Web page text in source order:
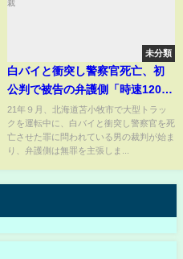
未分類
白バイと衝突し警察官死亡、初
公判で被告の弁護側「時速120キ
ロのバイクの接近を予見回避す
ることは不可能」と無罪主張
札幌地裁
21年９月、北海道苫小牧市で大型トラッ
クを運転中に、白バイと衝突し警察官を死
亡させた罪に問われている男の裁判が始ま
り、弁護側は無罪を主張しま...